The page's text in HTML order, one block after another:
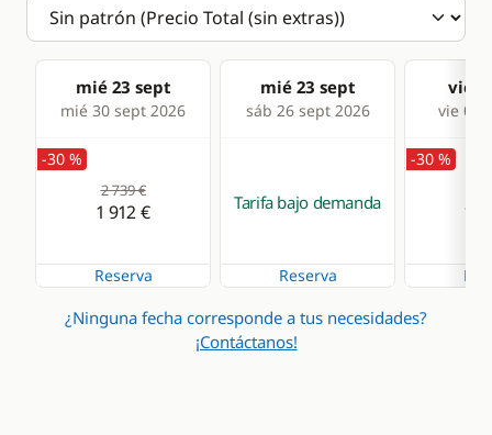
mié 23 sept
mié 30 sept 2026
mié 23 sept
sáb 26 sept 2026
vie
vie 02
-30 %
2 739 €
1 912 €
Reserva
Tarifa bajo demanda
Reserva
-30 %
1
¿Ninguna fecha corresponde a tus necesidades?
¡Contáctanos!